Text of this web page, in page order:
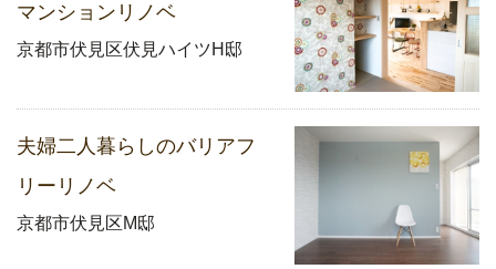
マンションリノベ
京都市伏見区伏見ハイツH邸
夫婦二人暮らしのバリアフ
リーリノベ
京都市伏見区M邸